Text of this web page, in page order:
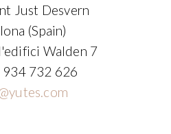
Just Desvern
(Spain)
Walden 7
934 732 626